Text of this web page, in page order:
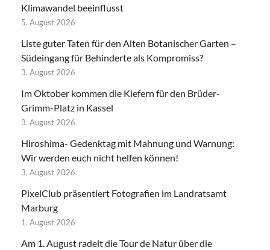
Klimawandel beeinflusst
5. August 2026
Liste guter Taten für den Alten Botanischer Garten –
Südeingang für Behinderte als Kompromiss?
3. August 2026
Im Oktober kommen die Kiefern für den Brüder-
Grimm-Platz in Kassel
3. August 2026
Hiroshima- Gedenktag mit Mahnung und Warnung:
Wir werden euch nicht helfen können!
3. August 2026
PixelClub präsentiert Fotografien im Landratsamt
Marburg
1. August 2026
Am 1. August radelt die Tour de Natur über die